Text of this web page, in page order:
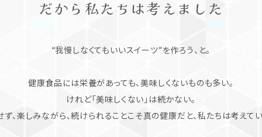
だから私たちは考えました
“我慢しなくてもいいスイーツ”を作ろう、と。
健康食品には栄養があっても、美味しくないものも多い。
けれど「美味しくない」は続かない。
ず、楽しみながら、続けられることこそ真の健康だと、私たちは考えてい